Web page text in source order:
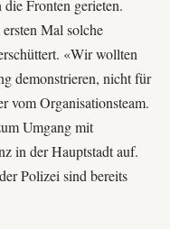
Fronten gerieten.
Mal solche
«Wir wollten
demonstrieren, nicht für
vom Organisationsteam.
Umgang mit
in der Hauptstadt auf.
Polizei sind bereits